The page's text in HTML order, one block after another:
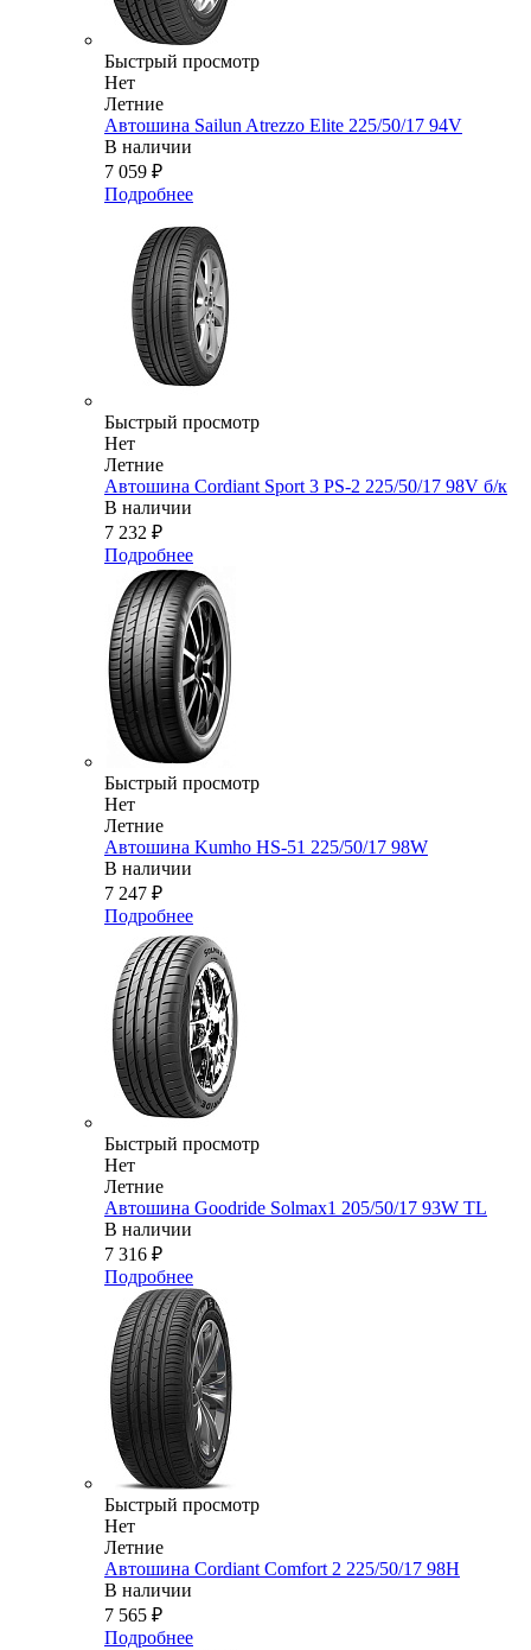
Быстрый просмотр
Нет
Летние
Автошина Sailun Atrezzo Elite 225/50/17 94V
В наличии
7 059 ₽
Подробнее
Быстрый просмотр
Нет
Летние
Автошина Cordiant Sport 3 PS-2 225/50/17 98V б/к
В наличии
7 232 ₽
Подробнее
Быстрый просмотр
Нет
Летние
Автошина Kumho HS-51 225/50/17 98W
В наличии
7 247 ₽
Подробнее
Быстрый просмотр
Нет
Летние
Автошина Goodride Solmax1 205/50/17 93W TL
В наличии
7 316 ₽
Подробнее
Быстрый просмотр
Нет
Летние
Автошина Cordiant Comfort 2 225/50/17 98H
В наличии
7 565 ₽
Подробнее